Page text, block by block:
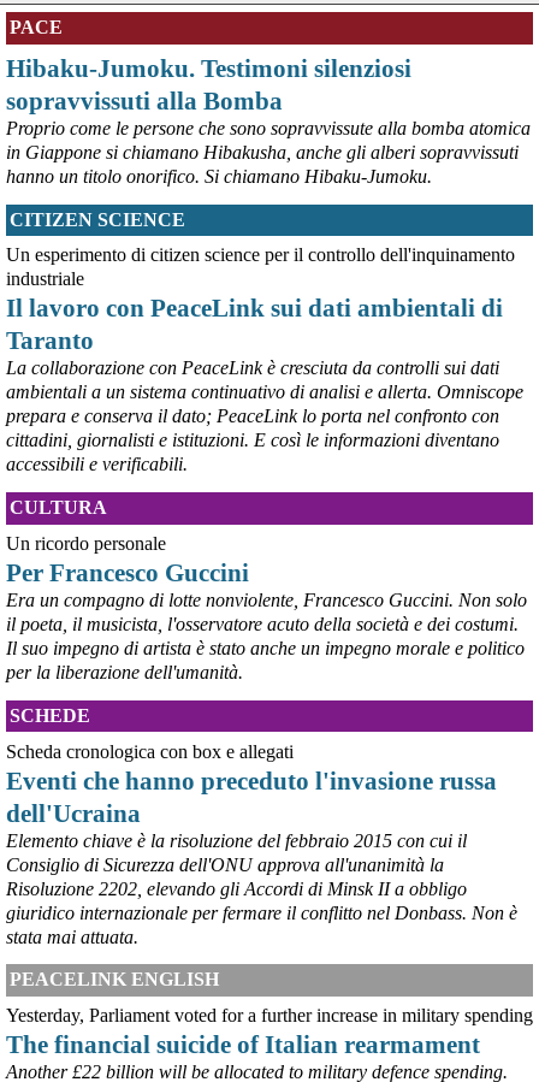
@peacelink - 6/8/2026 21:53
askanews.it/2026/08/05/ex-ilva
“Dal confronto con tutti gli attori e dai contributi raccolti il Governo
elaborerà, come concordato a Palazzo Chigi, un piano straordinario
per Taranto”, avrebbe detto il ministro Urso.
#Taranto #
@peacelink - 6/8/2026 21:50
corriereditaranto.it/2026/08/0
Aprendo i lavori, il ministro Urso ha sottolineato come il Governo
debba necessariamente prendere atto della decisione della Corte
d’Appello di Milano, ricordando che il provvedimento è già stato
inserito nella data room della procedura di vendita. “Alla luce del
nuovo scenario – ha spiegato – Jindal ha presentato una proposta
aggiornata sull’intero perimetro aziendale che tiene conto della
chiusura dell’area a caldo e che i commissari stanno valutando”.
#ILVA #Taranto
@peacelink - 6/8/2026 21:45
borsaitaliana.it/borsa/notizie
Si sta ragionando su un piano B per Taranto dopo la chiusura
dell’area a caldo dell’ILVA?
@peacelink - 6/8/2026 21:41
cronachetarantine.it/index.php
il Governo ha manifestato l’intenzione di predisporre un
provvedimento straordinario per attenuare le conseguenze
PACE
Hibaku-Jumoku. Testimoni silenziosi
sopravvissuti alla Bomba
Proprio come le persone che sono sopravvissute alla bomba atomica
in Giappone si chiamano Hibakusha, anche gli alberi sopravvissuti
hanno un titolo onorifico. Si chiamano Hibaku-Jumoku.
CITIZEN SCIENCE
Un esperimento di citizen science per il controllo dell'inquinamento
industriale
Il lavoro con PeaceLink sui dati ambientali di
Taranto
La collaborazione con PeaceLink è cresciuta da controlli sui dati
ambientali a un sistema continuativo di analisi e allerta. Omniscope
prepara e conserva il dato; PeaceLink lo porta nel confronto con
cittadini, giornalisti e istituzioni. E così le informazioni diventano
accessibili e verificabili.
CULTURA
Un ricordo personale
Per Francesco Guccini
Era un compagno di lotte nonviolente, Francesco Guccini. Non solo
il poeta, il musicista, l'osservatore acuto della società e dei costumi.
Il suo impegno di artista è stato anche un impegno morale e politico
per la liberazione dell'umanità.
SCHEDE
Scheda cronologica con box e allegati
Eventi che hanno preceduto l'invasione russa
dell'Ucraina
Elemento chiave è la risoluzione del febbraio 2015 con cui il
Consiglio di Sicurezza dell'ONU approva all'unanimità la
Risoluzione 2202, elevando gli Accordi di Minsk II a obbligo
giuridico internazionale per fermare il conflitto nel Donbass. Non è
stata mai attuata.
PEACELINK ENGLISH
Yesterday, Parliament voted for a further increase in military spending
The financial suicide of Italian rearmament
Another £22 billion will be allocated to military defence spending.